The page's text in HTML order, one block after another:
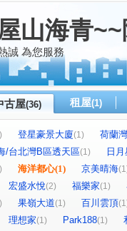
山海青~~
誠 為您服務
古屋(36) 租屋(1)
登星豪景大廈(1) 荷蘭灣
/台北灣B區透天區(1) 日
海洋都心(1) 京美晴海
宏盛水悅(2) 福樂家(1)
果嶺大道(1) 百川雲頂
理想家(1) Park188(1)